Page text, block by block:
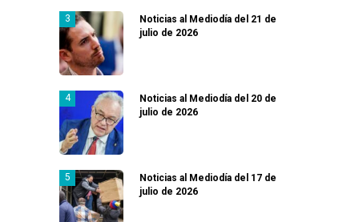
Noticias al Mediodía del 21 de
julio de 2026
Noticias al Mediodía del 20 de
julio de 2026
Noticias al Mediodía del 17 de
julio de 2026